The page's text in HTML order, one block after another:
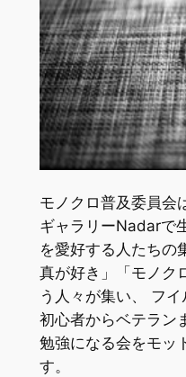
モノクロ普及委員会
ギャラリーNadarで
を愛好する人たちの
真が好き」「モノク
う人々が集い、 フイ
初心者からベテラン
勉強になる会をモッ
す。